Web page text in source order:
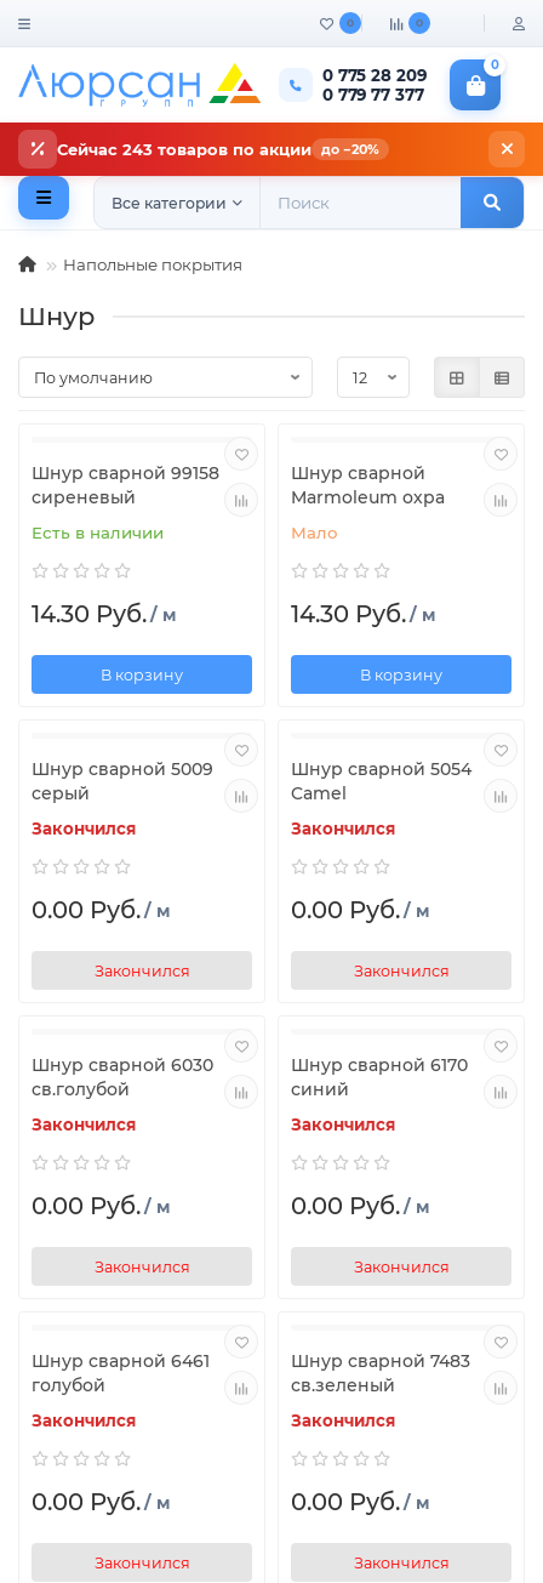
0 0
0 775 28 209
0 779 77 377
0
Сейчас 243 товаров по акции до −20%
Все категории
Напольные покрытия
Шнур
Шнур сварной 99158
сиреневый
Есть в наличии
14.30 Руб./ м
В корзину
Шнур сварной
Marmoleum охра
Мало
14.30 Руб./ м
В корзину
Шнур сварной 5009
серый
Закончился
0.00 Руб./ м
Закончился
Шнур сварной 5054
Camel
Закончился
0.00 Руб./ м
Закончился
Шнур сварной 6030
св.голубой
Закончился
0.00 Руб./ м
Закончился
Шнур сварной 6170
синий
Закончился
0.00 Руб./ м
Закончился
Шнур сварной 6461
голубой
Закончился
0.00 Руб./ м
Закончился
Шнур сварной 7483
св.зеленый
Закончился
0.00 Руб./ м
Закончился